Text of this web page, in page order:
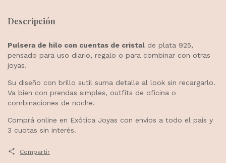
Descripción
Pulsera de hilo con cuentas de cristal de plata 925,
pensado para uso diario, regalo o para combinar con otras
joyas.
Su diseño con brillo sutil suma detalle al look sin recargarlo.
Va bien con prendas simples, outfits de oficina o
combinaciones de noche.
Comprá online en Exótica Joyas con envíos a todo el país y
3 cuotas sin interés.
Compartir